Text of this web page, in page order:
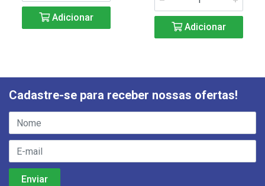
Adicionar
Adicionar
Cadastre-se para receber nossas ofertas!